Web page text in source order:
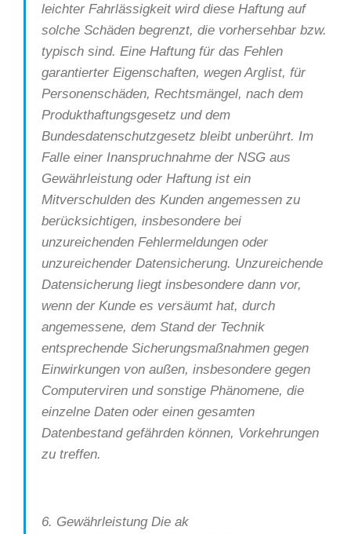
leichter Fahrlässigkeit wird diese Haftung auf
solche Schäden begrenzt, die vorhersehbar bzw.
typisch sind. Eine Haftung für das Fehlen
garantierter Eigenschaften, wegen Arglist, für
Personenschäden, Rechtsmängel, nach dem
Produkthaftungsgesetz und dem
Bundesdatenschutzgesetz bleibt unberührt. Im
Falle einer Inanspruchnahme der NSG aus
Gewährleistung oder Haftung ist ein
Mitverschulden des Kunden angemessen zu
berücksichtigen, insbesondere bei
unzureichenden Fehlermeldungen oder
unzureichender Datensicherung. Unzureichende
Datensicherung liegt insbesondere dann vor,
wenn der Kunde es versäumt hat, durch
angemessene, dem Stand der Technik
entsprechende Sicherungsmaßnahmen gegen
Einwirkungen von außen, insbesondere gegen
Computerviren und sonstige Phänomene, die
einzelne Daten oder einen gesamten
Datenbestand gefährden können, Vorkehrungen
zu treffen.
6. Gewährleistung Die ak